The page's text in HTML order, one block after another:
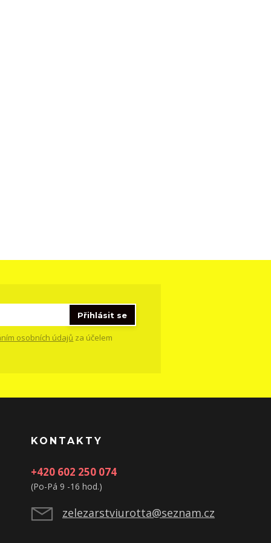
Přihlásit se
osobních údajů za účelem
KONTAKTY
+420 602 250 074
(Po-Pá 9 -16 hod.)
zelezarstviurotta@seznam.cz